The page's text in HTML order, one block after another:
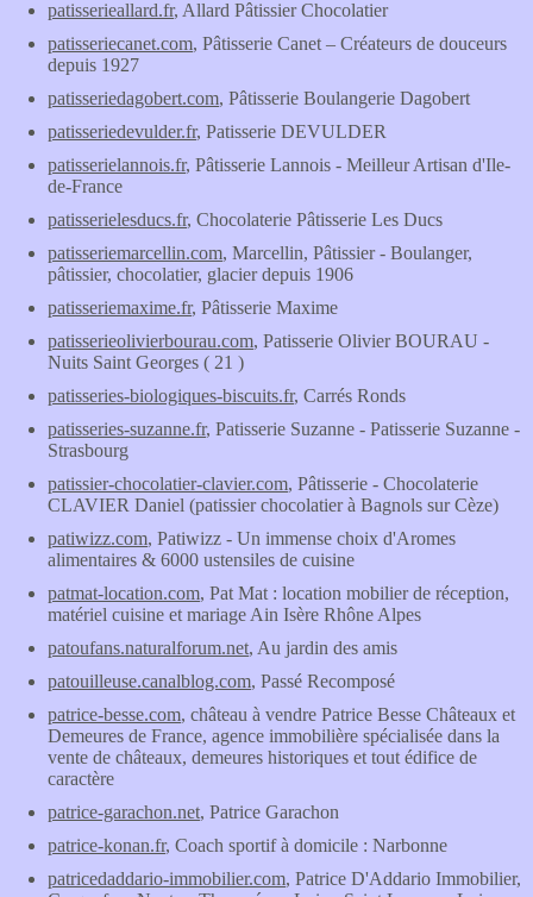
patisserieallard.fr, Allard Pâtissier Chocolatier
patisseriecanet.com, Pâtisserie Canet – Créateurs de douceurs
depuis 1927
patisseriedagobert.com, Pâtisserie Boulangerie Dagobert
patisseriedevulder.fr, Patisserie DEVULDER
patisserielannois.fr, Pâtisserie Lannois - Meilleur Artisan d'Ile-
de-France
patisserielesducs.fr, Chocolaterie Pâtisserie Les Ducs
patisseriemarcellin.com, Marcellin, Pâtissier - Boulanger,
pâtissier, chocolatier, glacier depuis 1906
patisseriemaxime.fr, Pâtisserie Maxime
patisserieolivierbourau.com, Patisserie Olivier BOURAU -
Nuits Saint Georges ( 21 )
patisseries-biologiques-biscuits.fr, Carrés Ronds
patisseries-suzanne.fr, Patisserie Suzanne - Patisserie Suzanne -
Strasbourg
patissier-chocolatier-clavier.com, Pâtisserie - Chocolaterie
CLAVIER Daniel (patissier chocolatier à Bagnols sur Cèze)
patiwizz.com, Patiwizz - Un immense choix d'Aromes
alimentaires & 6000 ustensiles de cuisine
patmat-location.com, Pat Mat : location mobilier de réception,
matériel cuisine et mariage Ain Isère Rhône Alpes
patoufans.naturalforum.net, Au jardin des amis
patouilleuse.canalblog.com, Passé Recomposé
patrice-besse.com, château à vendre Patrice Besse Châteaux et
Demeures de France, agence immobilière spécialisée dans la
vente de châteaux, demeures historiques et tout édifice de
caractère
patrice-garachon.net, Patrice Garachon
patrice-konan.fr, Coach sportif à domicile : Narbonne
patricedaddario-immobilier.com, Patrice D'Addario Immobilier,